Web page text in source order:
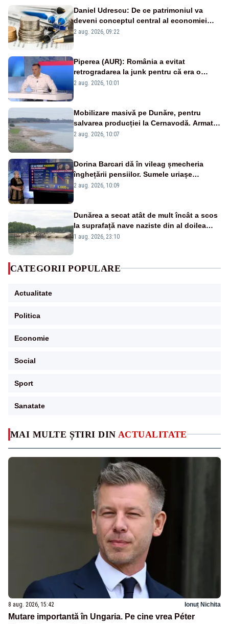
MAI MULTE ȘTIRI DIN ACTUALITATE
8 aug. 2026, 15:42 Ionuț Nichita
Mutare importantă în Ungaria. Pe cine vrea Péter
Daniel Udrescu: De ce patrimoniul va
deveni conceptul central al economiei
viitoare?
2 aug. 2026, 09:22
Piperea (AUR): România a evitat
retrogradarea la junk pentru că era o
catastrofă pentru bănci și fondurile de
2 aug. 2026, 10:01
Mobilizare masivă pe Dunăre, pentru
salvarea producției la Cernavodă. Armata
va detona o stâncă și va devia apa
2 aug. 2026, 10:07
Dorina Barcari dă în vileag șmecheria
înghețării pensiilor. Sumele uriașe
pierdute de fiecare român
2 aug. 2026, 10:09
Dunărea a secat atât de mult încât a scos
la suprafață nave naziste din al doilea
război mondial
1 aug. 2026, 23:10
CATEGORII POPULARE
Actualitate
Politica
Economie
Social
Sport
Sanatate